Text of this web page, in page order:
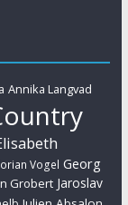
Annika Langvad
Vogel Georg
Grobert Jaroslav